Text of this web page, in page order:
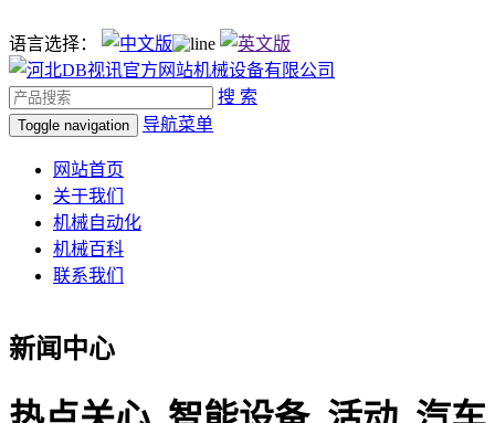
语言选择：
搜 索
Toggle navigation 导航菜单
网站首页
关于我们
机械自动化
机械百科
联系我们
新闻中心